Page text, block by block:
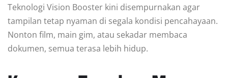
Teknologi Vision Booster kini disempurnakan agar
tampilan tetap nyaman di segala kondisi pencahayaan.
Nonton film, main gim, atau sekadar membaca
dokumen, semua terasa lebih hidup.